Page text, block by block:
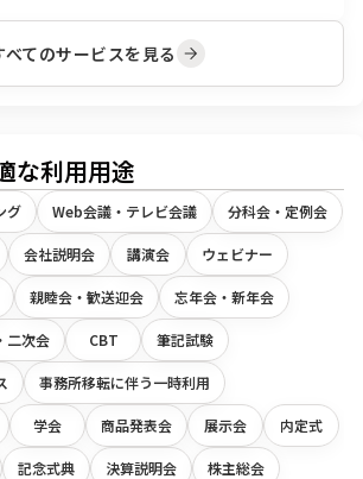
べてのサービスを見る
な利用用途
グ Web会議・テレビ会議 分科会・定例会
会社説明会 講演会 ウェビナー
親睦会・歓送迎会 忘年会・新年会
二次会 CBT 筆記試験
事務所移転に伴う一時利用
学会 商品発表会 展示会 内定式
記念式典 決算説明会 株主総会